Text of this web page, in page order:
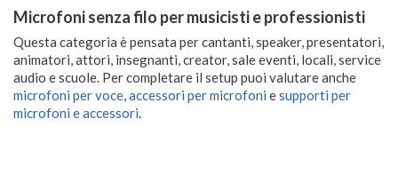
Microfoni senza filo per musicisti e professionisti
Questa categoria è pensata per cantanti, speaker, presentatori,
animatori, attori, insegnanti, creator, sale eventi, locali, service
audio e scuole. Per completare il setup puoi valutare anche
microfoni per voce,accessori per microfoni esupporti per
microfoni e accessori.